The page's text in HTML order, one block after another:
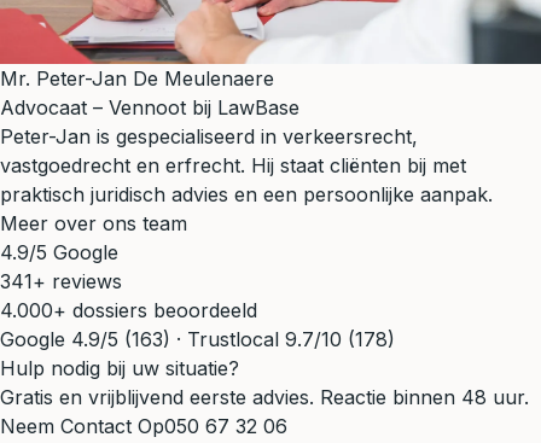
Mr. Peter-Jan De Meulenaere
Advocaat – Vennoot bij LawBase
Peter-Jan is gespecialiseerd in verkeersrecht,
vastgoedrecht en erfrecht. Hij staat cliënten bij met
praktisch juridisch advies en een persoonlijke aanpak.
Meer over ons team
4.9/5 Google
341+ reviews
4.000+ dossiers beoordeeld
Google 4.9/5 (163) · Trustlocal 9.7/10 (178)
Hulp nodig bij uw situatie?
Gratis en vrijblijvend eerste advies. Reactie binnen 48 uur.
Neem Contact Op050 67 32 06